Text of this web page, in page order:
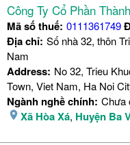
Công Ty Cổ Phần
Mã số thuế: 0111361749
Địa chỉ: Số nhà 32, thôn
Nam
Address: No 32, Trieu
Town, Viet Nam, Ha Noi
Ngành nghề chính: Chưa
Xã Hòa Xá, Huyện Ba